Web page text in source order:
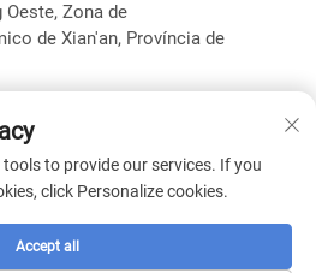
Oeste, Zona de
de Xian'an, Província de
Xianning TYI Model Technology
Política de privacidade
to provide our services. If you
click Personalize cookies.
Accept all